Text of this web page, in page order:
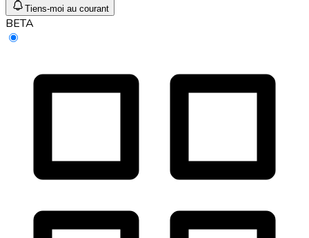
Tiens-moi au courant
BETA